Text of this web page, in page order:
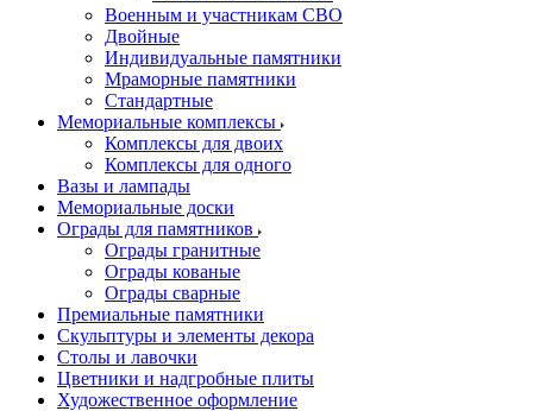
Военным и участникам СВО
Двойные
Индивидуальные памятники
Мраморные памятники
Стандартные
Мемориальные комплексы
Комплексы для двоих
Комплексы для одного
Вазы и лампады
Мемориальные доски
Ограды для памятников
Ограды гранитные
Ограды кованые
Ограды сварные
Премиальные памятники
Скульптуры и элементы декора
Столы и лавочки
Цветники и надгробные плиты
Художественное оформление